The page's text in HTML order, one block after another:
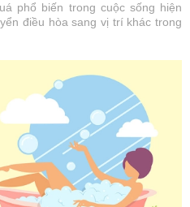
phổ biến trong cuộc sống hiện
điều hòa sang vị trí khác trong